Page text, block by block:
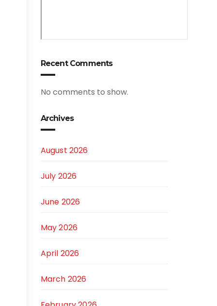
Recent Comments
No comments to show.
Archives
August 2026
July 2026
June 2026
May 2026
April 2026
March 2026